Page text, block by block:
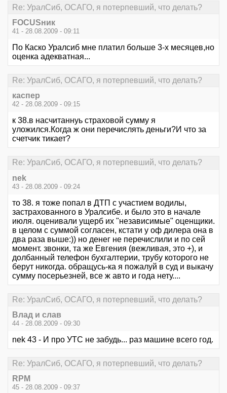
Re: УралСиб, ОСАГО, я потерпевший, что делать?
FOCUSник
41 - 28.08.2009 - 09:11
По Каско Уралсиб мне платил больше 3-х месяцев,но
оценка адекватная...
Re: УралСиб, ОСАГО, я потерпевший, что делать?
каспер
42 - 28.08.2009 - 09:15
к 38.в насчитаннуь страховой сумму я
уложился.Когда ж они перечислять деньги?И что за
счетчик тикает?
Re: УралСиб, ОСАГО, я потерпевший, что делать?
nek
43 - 28.08.2009 - 09:24
то 38. я тоже попал в ДТП с участием водилы,
застрахованного в Уралсибе. и было это в начале
июля. оценивали ущерб их "независимые" оценщики.
в целом с суммой согласен, кстати у оф дилера она в
два раза выше:)) но денег не перечислили и по сей
момент. звонки, та же Евгения (вежливая, это +), и
долбанный телефон бухгалтерии, трубу которого не
берут никогда. обращусь-ка я пожалуй в суд и выкачу
сумму посерьезней, все ж авто и года нету....
Re: УралСиб, ОСАГО, я потерпевший, что делать?
Влад и слав
44 - 28.08.2009 - 09:30
nek 43 - И про УТС не забудь... раз машине всего год.
Re: УралСиб, ОСАГО, я потерпевший, что делать?
RPM
45 - 28.08.2009 - 09:37